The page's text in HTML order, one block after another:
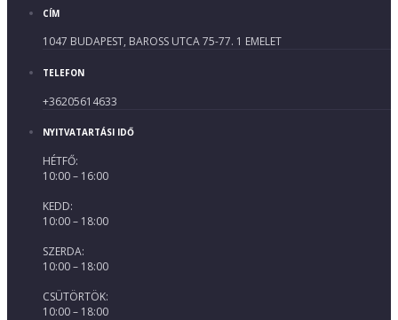
CÍM
1047 BUDAPEST, BAROSS UTCA 75-77. 1 EMELET
TELEFON
+36205614633
NYITVATARTÁSI IDŐ
HÉTFŐ:
10:00 – 16:00
KEDD:
10:00 – 18:00
SZERDA:
10:00 – 18:00
CSÜTÖRTÖK:
10:00 – 18:00